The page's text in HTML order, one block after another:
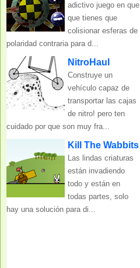
adictivo juego en que
que tienes que
colisionar esferas de
polaridad contraria para d...
NitroHaul
Construye un
vehículo capaz de
transportar las cajas
de nitro! pero ten
cuidado por que son muy fra...
Kill The Wabbits
Las lindas criaturas
están invadiendo
todo y están en
todas partes, solo
hay una solución para di...